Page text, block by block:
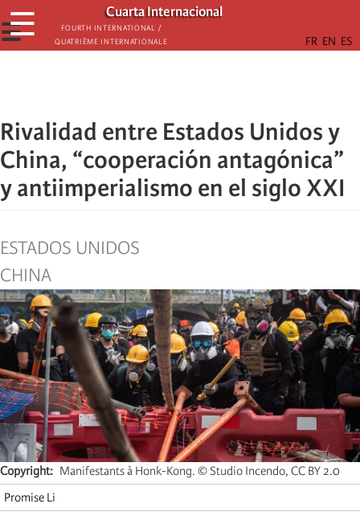
Skip
to
main
Cuarta Internacional
Fourth International /
Quatrième internationale
☰
☰
Rivalidad entre Estados Unidos y
China, “cooperación antagónica”
y antiimperialismo en el siglo XXI
ESTADOS UNIDOS
CHINA
Copyright
Manifestants à Honk-Kong. © Studio Incendo, CC BY 2.0
Promise Li